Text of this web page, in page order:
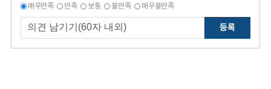
매우만족 만족 보통 불만족 매우불만족
등록